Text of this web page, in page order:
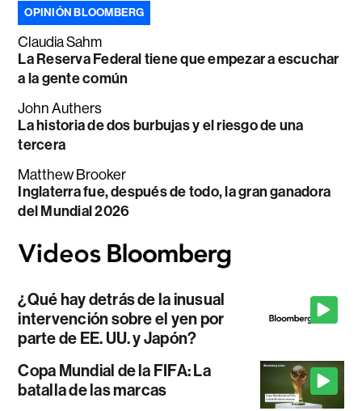
OPINIÓN BLOOMBERG
Claudia Sahm
La Reserva Federal tiene que empezar a escuchar
a la gente común
John Authers
La historia de dos burbujas y el riesgo de una
tercera
Matthew Brooker
Inglaterra fue, después de todo, la gran ganadora
del Mundial 2026
¿Qué hay detrás de la inusual
intervención sobre el yen por
parte de EE. UU. y Japón?
Copa Mundial de la FIFA: La
batalla de las marcas